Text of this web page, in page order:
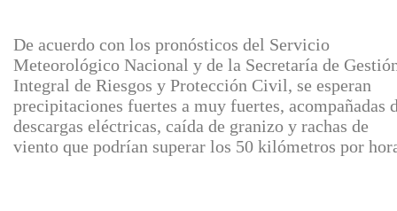
De acuerdo con los pronósticos del Servicio
Meteorológico Nacional y de la Secretaría de
Integral de Riesgos y Protección Civil, se esperan
precipitaciones fuertes a muy fuertes, acompañadas
descargas eléctricas, caída de granizo y rachas de
viento que podrían superar los 50 kilómetros por